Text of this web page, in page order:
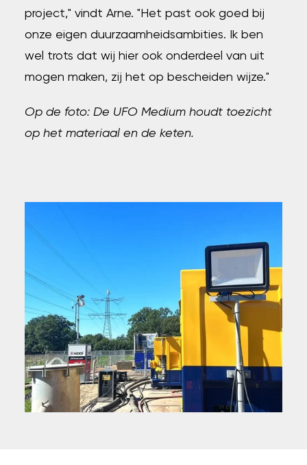
project," vindt Arne. "Het past ook goed bij
onze eigen duurzaamheidsambities. Ik ben
wel trots dat wij hier ook onderdeel van uit
mogen maken, zij het op bescheiden wijze."
Op de foto: De UFO Medium houdt toezicht
op het materiaal en de keten.